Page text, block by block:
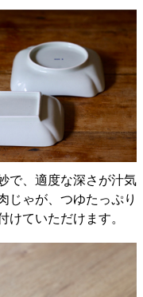
で、適度な深さが汁気
じゃが、つゆたっぷり
けていただけます。